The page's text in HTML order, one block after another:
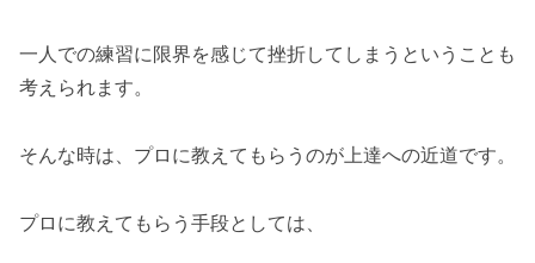
一人での練習に限界を感じて挫折してしまうということも
考えられます。
そんな時は、プロに教えてもらうのが上達への近道です。
プロに教えてもらう手段としては、